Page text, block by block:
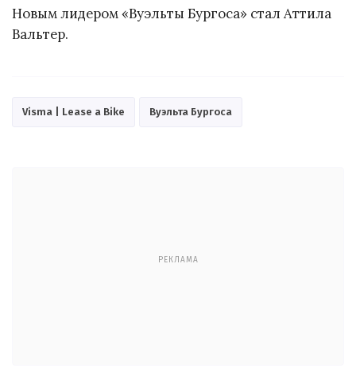
Новым лидером «Вуэльты Бургоса» стал Аттила
Вальтер.
Visma | Lease a Bike Вуэльта Бургоса
РЕКЛАМА